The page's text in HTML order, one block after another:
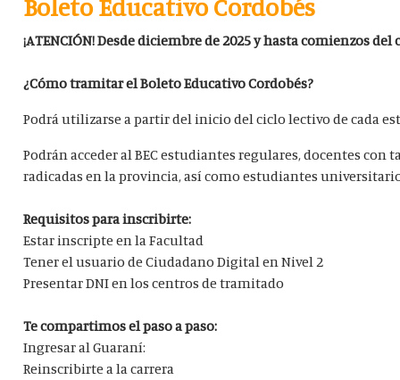
Boleto Educativo Cordobés
¡ATENCIÓN! Desde diciembre de 2025 y hasta comienzos
¿Cómo tramitar el Boleto Educativo Cordobés?
Podrá utilizarse a partir del inicio del ciclo lectivo de cada
Podrán acceder al BEC estudiantes regulares, docentes
radicadas en la provincia, así como estudiantes
Requisitos para inscribirte:
Estar inscripte en la Facultad
Tener el usuario de Ciudadano Digital en Nivel 2
Presentar DNI en los centros de tramitado
Te compartimos el paso a paso:
Ingresar al Guaraní:
Reinscribirte a la carrera